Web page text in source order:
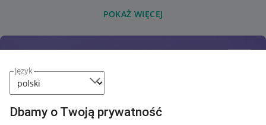
język
Dbamy o Twoją prywatność
POKAŻ WIĘCEJ